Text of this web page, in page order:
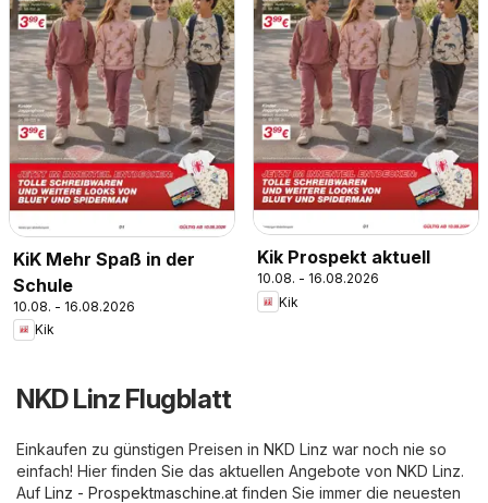
KiK Mehr Spaß in der
Schule
10.08. - 16.08.2026
Kik
Kik Prospekt aktuell
10.08. - 16.08.2026
Kik
NKD Linz Flugblatt
Einkaufen zu günstigen Preisen in NKD Linz war noch nie so
einfach! Hier finden Sie das aktuellen Angebote von NKD Linz.
Auf Linz - Prospektmaschine.at finden Sie immer die neuesten